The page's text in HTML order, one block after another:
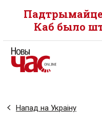
Каб было
Напад на Украіну